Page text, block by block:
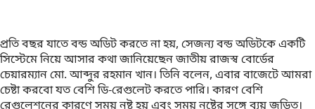
প্রতি বছর যাতে বন্ড অডিট করতে না হয়, সেজন্য বন্ড অডিটকে একটি
সিস্টেমে নিয়ে আসার কথা জানিয়েছেন জাতীয় রাজস্ব বোর্ডের
চেয়ারম্যান মো. আব্দুর রহমান খান। তিনি বলেন, এবার বাজেটে আমরা
চেষ্টা করবো যত বেশি ডি-রেগুলেট করতে পারি। কারণ বেশি